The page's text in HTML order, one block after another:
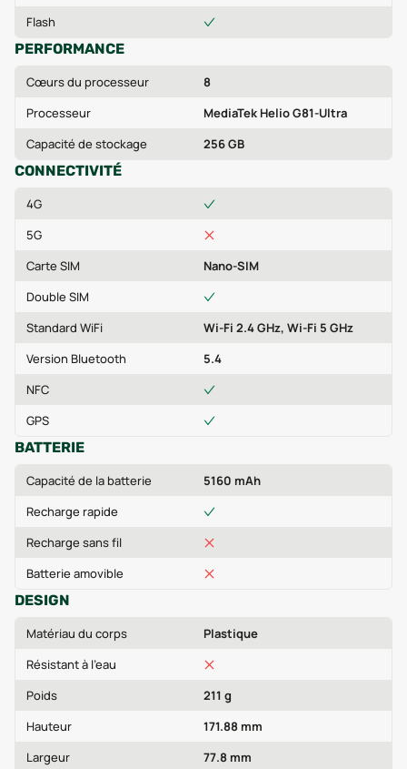
Flash
PERFORMANCE
Cœurs du processeur
8
Processeur
MediaTek Helio G81-Ultra
Capacité de stockage
256 GB
CONNECTIVITÉ
4G
5G
Carte SIM
Nano-SIM
Double SIM
Standard WiFi
Wi-Fi 2.4 GHz, Wi-Fi 5 GHz
Version Bluetooth
5.4
NFC
GPS
BATTERIE
Capacité de la batterie
5160 mAh
Recharge rapide
Recharge sans fil
Batterie amovible
DESIGN
Matériau du corps
Plastique
Résistant à l'eau
Poids
211 g
Hauteur
171.88 mm
Largeur
77.8 mm